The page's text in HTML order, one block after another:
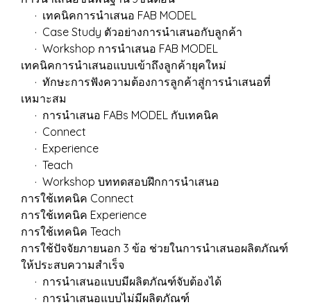
· เทคนิคการนำเสนอ FAB MODEL
· Case Study ตัวอย่างการนำเสนอกับลูกค้า
· Workshop การนำเสนอ FAB MODEL
เทคนิคการนำเสนอแบบเข้าถึงลูกค้ายุคใหม่
· ทักษะการฟังความต้องการลูกค้าสู่การนำเสนอที่
เหมาะสม
· การนำเสนอ FABs MODEL กับเทคนิค
· Connect
· Experience
· Teach
· Workshop บททดสอบฝึกการนำเสนอ
การใช้เทคนิค Connect
การใช้เทคนิค Experience
การใช้เทคนิค Teach
การใช้ปัจจัยภายนอก 3 ข้อ ช่วยในการนำเสนอผลิตภัณฑ์
ให้ประสบความสำเร็จ
· การนำเสนอแบบมีผลิตภัณฑ์จับต้องได้
· การนำเสนอแบบไม่มีผลิตภัณฑ์